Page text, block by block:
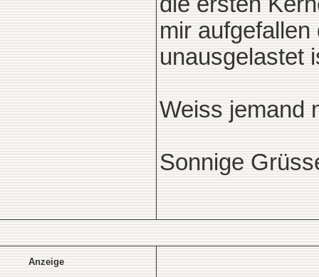
mir
unausgelastet
Weiss jemand
Sonnige
Anzeige